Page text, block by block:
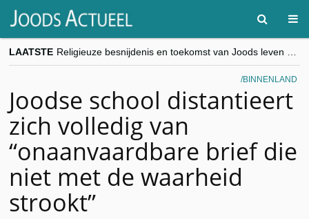
LAATSTE
“Besnijdenisdebat toont hoe moeilijk seculiere Westen minderheden begrijpt”, Jinnih Beels (Vooruit)
CITYTRIP | ROEMENIË – Boekarest: de verrassing van Oost-Europa
goKosher lanceert nieuwe website en samenwerking met Mishpacha voor kosher travel en simchas wereldwijd
BINNENLAND
Joodse school distantieert
zich volledig van
“onaanvaardbare brief die
niet met de waarheid
strookt”